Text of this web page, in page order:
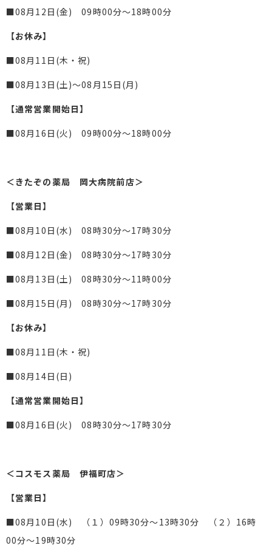
■08月12日(金) 09時00分～18時00分
【お休み】
■08月11日(木・祝)
■08月13日(土)～08月15日(月)
【通常営業開始日】
■08月16日(火) 09時00分～18時00分
＜きたぞの薬局 岡大病院前店＞
【営業日】
■08月10日(水) 08時30分～17時30分
■08月12日(金) 08時30分～17時30分
■08月13日(土) 08時30分～11時00分
■08月15日(月) 08時30分～17時30分
【お休み】
■08月11日(木・祝)
■08月14日(日)
【通常営業開始日】
■08月16日(火) 08時30分～17時30分
＜コスモス薬局 伊福町店＞
【営業日】
■08月10日(水) （１）09時30分～13時30分 （２）16時
00分～19時30分